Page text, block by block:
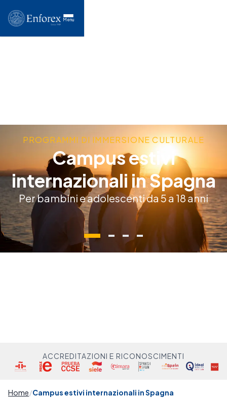
Menu
PROGRAMMI DI IMMERSIONE CULTURALE
Campus estivi
internazionali in Spagna
Per bambini e adolescenti da 5 a 18 anni
ACCREDITAZIONI E RICONOSCIMENTI
Home Campus estivi internazionali in Spagna